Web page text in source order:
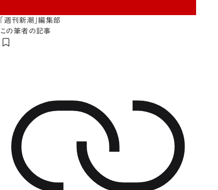
「週刊新潮」編集部
この筆者の記事